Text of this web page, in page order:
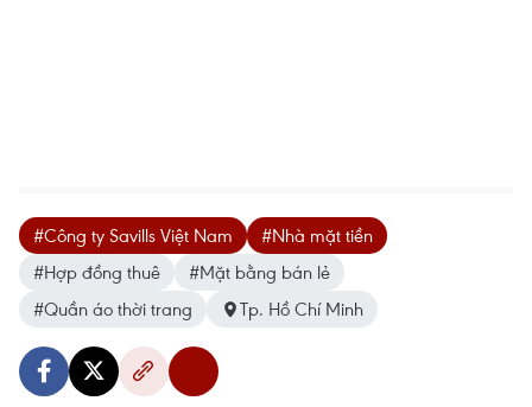
#Công ty Savills Việt Nam
#Nhà mặt tiền
#Hợp đồng thuê
#Mặt bằng bán lẻ
#Quần áo thời trang
Tp. Hồ Chí Minh